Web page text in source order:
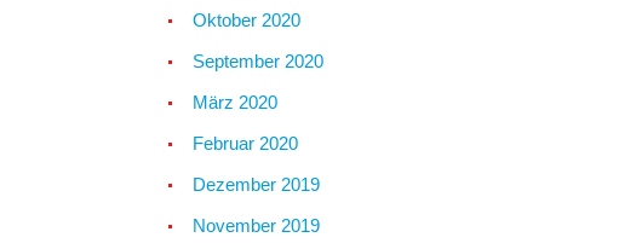
Oktober 2020
September 2020
März 2020
Februar 2020
Dezember 2019
November 2019